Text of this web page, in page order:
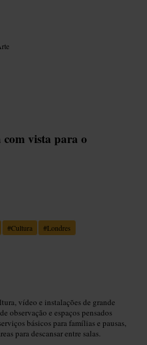
vista para o
#Cultura #Londres
vídeo e instalações de grande
observação e espaços pensados
básicos para famílias e pausas,
para descansar entre salas.